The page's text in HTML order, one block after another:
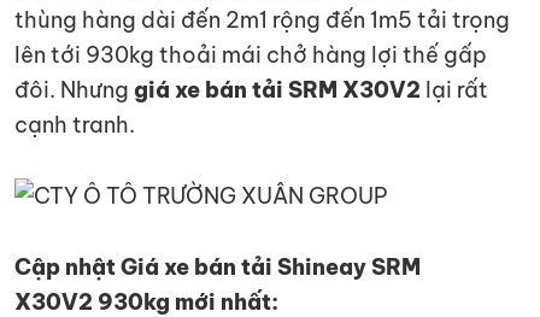
thùng hàng dài đến 2m1 rộng đến 1m5 tải trọng
lên tới 930kg thoải mái chở hàng lợi thế gấp
đôi. Nhưng giá xe bán tải SRM X30V2 lại rất
cạnh tranh.
Cập nhật Giá xe bán tải Shineay SRM
X30V2 930kg mới nhất: